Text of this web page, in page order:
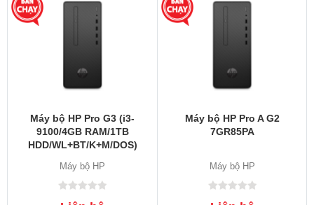
Máy bộ HP Pro G3 (i3-
9100/4GB RAM/1TB
HDD/WL+BT/K+M/DOS)
Máy bộ HP
Máy bộ HP Pro A G2
7GR85PA
Máy bộ HP